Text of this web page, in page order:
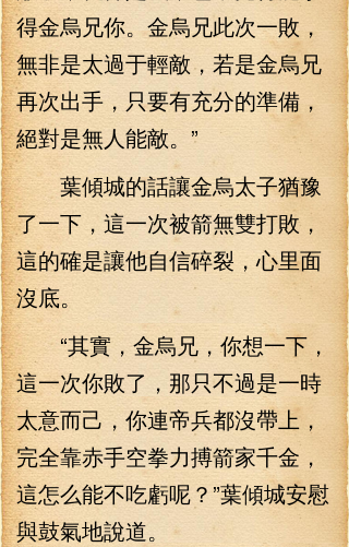
得金烏兄你。金烏兄此次一敗，
無非是太過于輕敵，若是金烏兄
再次出手，只要有充分的準備，
絕對是無人能敵。”
葉傾城的話讓金烏太子猶豫
了一下，這一次被箭無雙打敗，
這的確是讓他自信碎裂，心里面
沒底。
“其實，金烏兄，你想一下，
這一次你敗了，那只不過是一時
太意而己，你連帝兵都沒帶上，
完全靠赤手空拳力搏箭家千金，
這怎么能不吃虧呢？”葉傾城安慰
與鼓氣地說道。